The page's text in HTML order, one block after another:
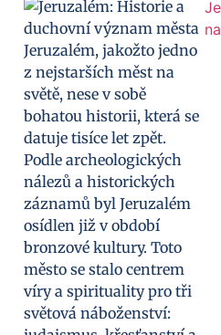
Jeruzalém, jakožto jedno
z nejstarších měst na
světě, nese v sobě
bohatou historii, která se
datuje tisíce let zpět.
Podle archeologických
nálezů a historických
záznamů byl Jeruzalém
osídlen již v období
bronzové kultury. Toto
město se stalo centrem
víry a spirituality pro tři
světová náboženství: